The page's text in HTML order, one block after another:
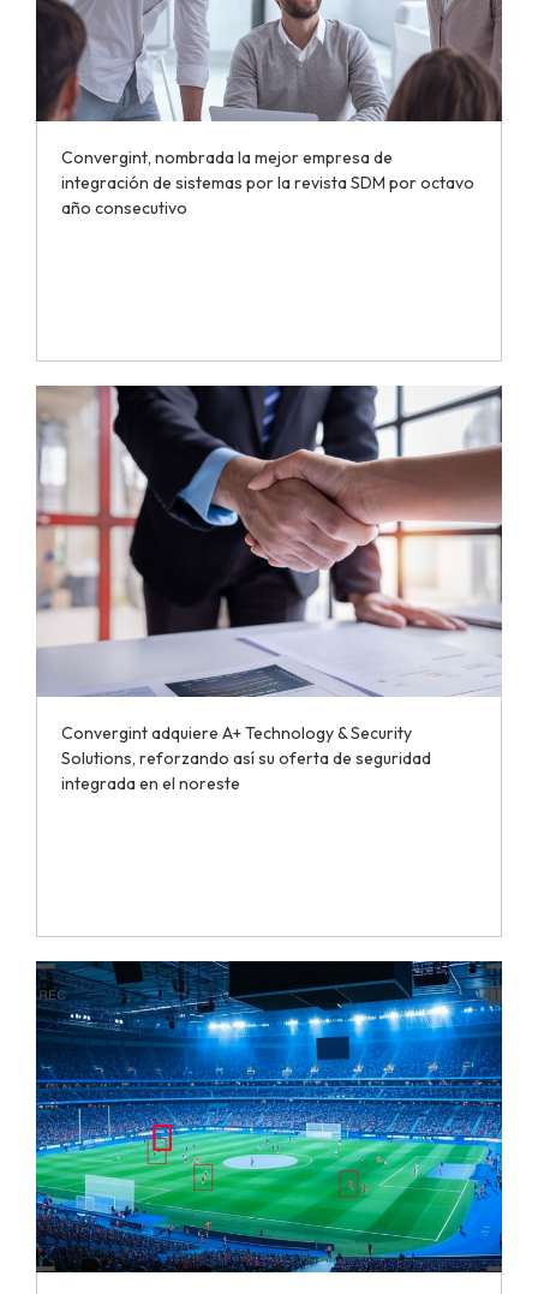
Convergint, nombrada la mejor empresa de
integración de sistemas por la revista SDM por octavo
año consecutivo
Convergint adquiere A+ Technology & Security
Solutions, reforzando así su oferta de seguridad
integrada en el noreste